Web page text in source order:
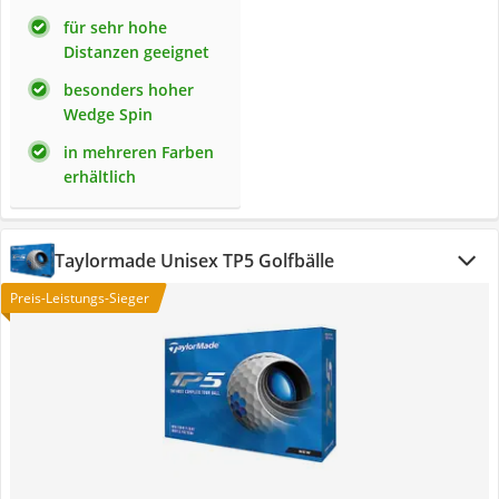
für sehr hohe
Distanzen geeignet
besonders hoher
Wedge Spin
in mehreren Farben
erhältlich
Taylormade Unisex TP5 Golfbälle
Preis-Leistungs-Sieger